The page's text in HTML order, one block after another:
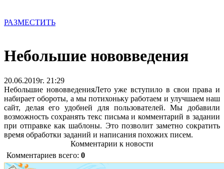
РАЗМЕСТИТЬ
Небольшие нововведения
20.06.2019г. 21:29
Небольшие нововведенияЛето уже вступило в свои права и
набирает обороты, а мы потихоньку работаем и улучшаем наш
сайт, делая его удобней для пользователей. Мы добавили
возможность сохранять текс письма и комментарий в задании
при отправке как шаблоны. Это позволит заметно сократить
время обработки заданий и написания похожих писем.
Комментарии к новости
Комментариев всего: 0